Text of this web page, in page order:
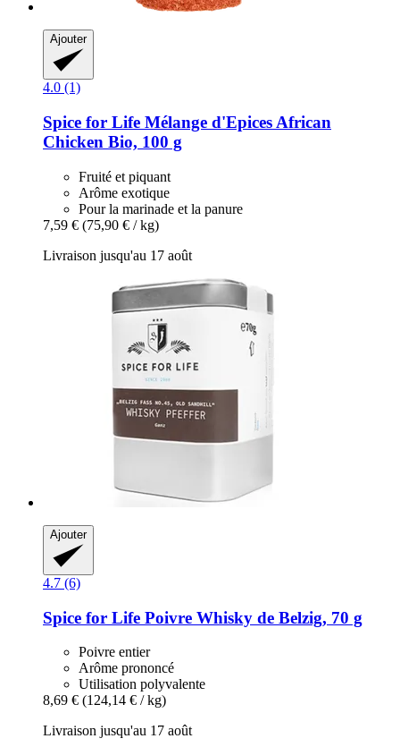
Ajouter
4.0 (1)
Spice for Life Mélange d'Epices African
Chicken Bio, 100 g
Fruité et piquant
Arôme exotique
Pour la marinade et la panure
7,59 € (75,90 € / kg)
Livraison jusqu'au 17 août
Ajouter
4.7 (6)
Spice for Life Poivre Whisky de Belzig, 70 g
Poivre entier
Arôme prononcé
Utilisation polyvalente
8,69 € (124,14 € / kg)
Livraison jusqu'au 17 août